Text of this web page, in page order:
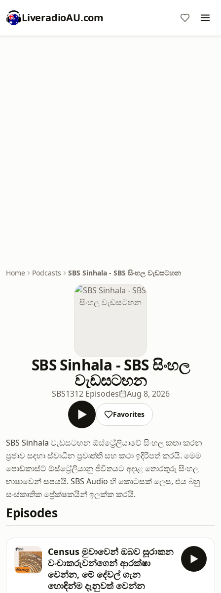
LiveradioAU.com
Home Podcasts SBS Sinhala - SBS සිංහල වැඩසටහන
SBS Sinhala - SBS සිංහල
වැඩසටහන
SBS1312 Episodes Aug 8, 2026
Favorites
SBS Sinhala වැඩසටහන ඕස්ට්‍රේලියාවේ සිංහල කතා කරන
ප්‍රජාව සඳහා ස්වාධීන ප්‍රවෘත්ති සහ කථා ඉදිරිපත් කරයි. මෙම
පොඩ්කාස්ට් ඕස්ට්‍රේලියානු ජීවිතයට අදාළ තොරතුරු සිංහල
භාෂාවෙන් සපයයි. SBS Audio හි කොටසක් ලෙස, එය බහු
සංස්කෘතික ප්‍රේක්ෂකයින් ඉලක්ක කරයි.
Episodes
Census මුවාවෙන් ඔබව සූරාකන
වංචාකරුවන්ගෙන් ආරක්ෂා
වෙන්න, මේ දේවල් ගැන
හොඳින්ම දැනුවත් වෙන්න